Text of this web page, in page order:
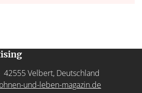
Velbert, Deutschland
und-leben-magazin.de